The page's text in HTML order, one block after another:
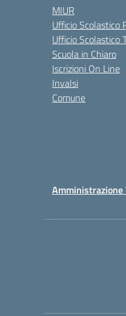
MIUR
Ufficio Scolastico
Ufficio Scolastico
Scuola in Chiaro
Iscrizioni On Line
Invalsi
Comune
Amministrazione